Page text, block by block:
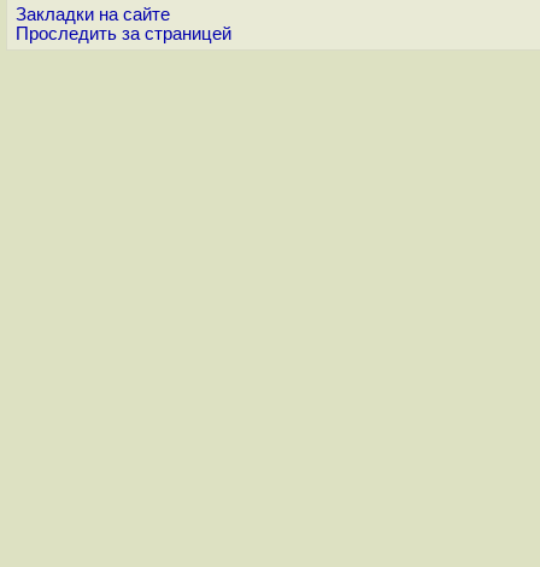
Закладки на сайте
Проследить за страницей